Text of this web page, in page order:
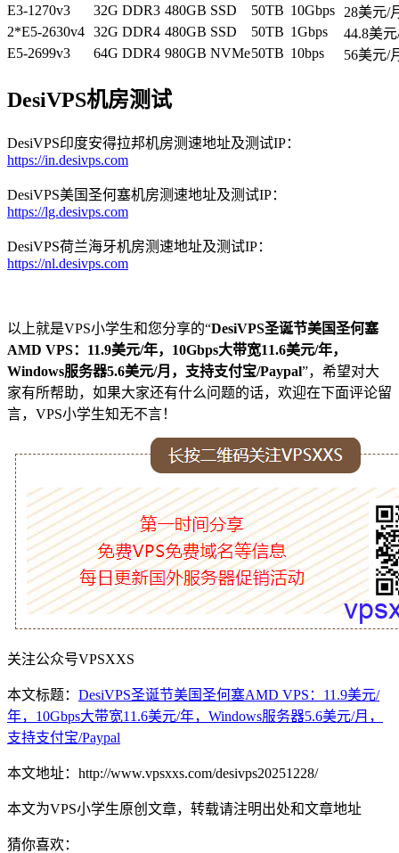
E3-1270v3
32G DDR3 480GB SSD 50TB 10Gbps
28美元/
2*E5-2630v4 32G DDR4 480GB SSD 50TB 1Gbps
44.8美
E5-2699v3
64G DDR4 980GB NVMe50TB 10bps 56美元/
DesiVPS机房测试
DesiVPS印度安得拉邦机房测速地址及测试IP：
https://in.desivps.com
DesiVPS美国圣何塞机房测速地址及测试IP：
https://lg.desivps.com
DesiVPS荷兰海牙机房测速地址及测试IP：
https://nl.desivps.com
以上就是VPS小学生和您分享的“DesiVPS圣诞节美国圣何塞
AMD VPS：11.9美元/年，10Gbps大带宽11.6美元/年，
Windows服务器5.6美元/月，支持支付宝/Paypal”，希望对大
家有所帮助，如果大家还有什么问题的话，欢迎在下面评论留
言，VPS小学生知无不言！
关注公众号VPSXXS
本文标题： DesiVPS圣诞节美国圣何塞AMD VPS：11.9美元/
年，10Gbps大带宽11.6美元/年，Windows服务器5.6美元/月，
支持支付宝/Paypal
本文地址：http://www.vpsxxs.com/desivps20251228/
本文为VPS小学生原创文章，转载请注明出处和文章地址
猜你喜欢：